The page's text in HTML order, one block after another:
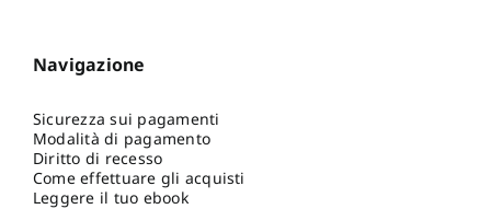
Navigazione
Sicurezza sui pagamenti
Modalità di pagamento
Diritto di recesso
Come effettuare gli acquisti
Leggere il tuo ebook